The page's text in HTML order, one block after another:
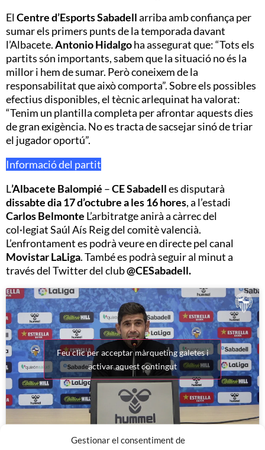
Gestionar el consentiment de
ElCentre d’Esports Sabadellarriba amb confiança per
sumar els primers punts de la temporada davant
l’Albacete.Antonio Hidalgoha assegurat que: “Tots els
partits són importants, sabem que la situació no és la
millor i hem de sumar. Però coneixem de la
responsabilitat que això comporta”. Sobre els possibles
efectius disponibles, el tècnic arlequinat ha valorat:
“Tenim un plantilla completa per afrontar aquests dies
de gran exigència. No es tracta de sacsejar sinó de triar
el jugador oportú”.
Informació del partit
L’Albacete Balompié –CE Sabadelles disputarà
dissabte dia 17 d’octubrea les 16 hores, a l’estadi
Carlos Belmonte L’arbitratge anirà a càrrec del
col·legiat Saúl Aís Reig del comitè valencià.
L’enfrontament es podrà veure en directe pel canal
Movistar LaLiga. També es podrà seguir al minut a
través del Twitter del club@CESabadell.
Feu clic per acceptar màrqueting galetes i
activar aquest contingut